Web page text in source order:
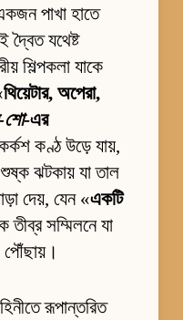
পাখা হাতে
যথেষ্ট
শিল্পকলা যাকে
থিয়েটার, অপেরা,
শো-এর
কণ্ঠ উড়ে যায়,
শুষ্ক ঝটকায় যা তাল
দেয়, যেন «একটি
সম্মিলনে যা
পৌঁছায়।
রূপান্তরিত